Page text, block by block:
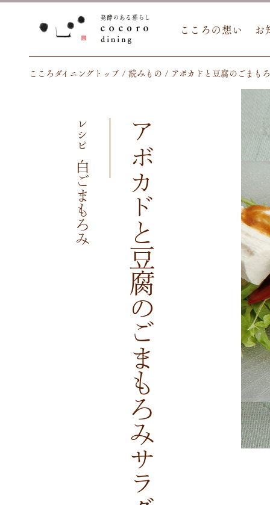
こころの想い お
こころダイニングトップ 読みもの アボカドと豆腐のごまも
レシピ
白ごまもろみ アボカドと豆腐のごまもろみサラダ